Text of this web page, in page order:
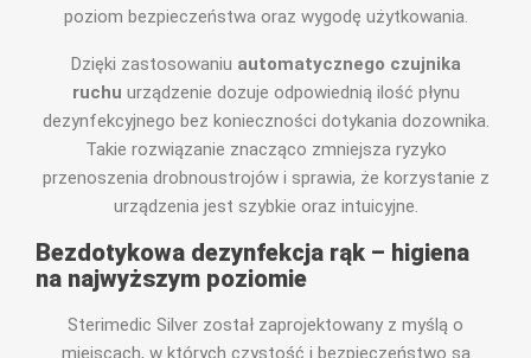
poziom bezpieczeństwa oraz wygodę użytkowania.
Dzięki zastosowaniu automatycznego czujnika
ruchu urządzenie dozuje odpowiednią ilość płynu
dezynfekcyjnego bez konieczności dotykania dozownika.
Takie rozwiązanie znacząco zmniejsza ryzyko
przenoszenia drobnoustrojów i sprawia, że korzystanie z
urządzenia jest szybkie oraz intuicyjne.
Bezdotykowa dezynfekcja rąk – higiena
na najwyższym poziomie
Sterimedic Silver został zaprojektowany z myślą o
miejscach, w których czystość i bezpieczeństwo są